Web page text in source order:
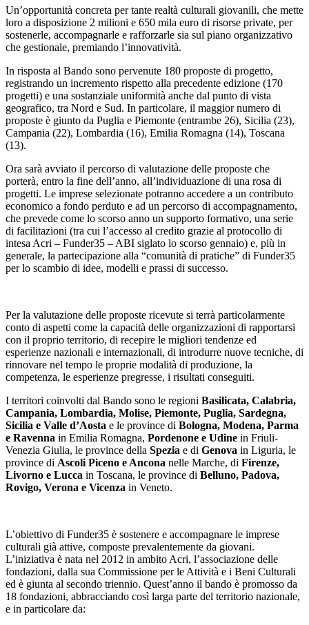
Un’opportunità concreta per tante realtà culturali giovanili, che mette
loro a disposizione 2 milioni e 650 mila euro di risorse private, per
sostenerle, accompagnarle e rafforzarle sia sul piano organizzativo
che gestionale, premiando l’innovatività.
In risposta al Bando sono pervenute 180 proposte di progetto,
registrando un incremento rispetto alla precedente edizione (170
progetti) e una sostanziale uniformità anche dal punto di vista
geografico, tra Nord e Sud. In particolare, il maggior numero di
proposte è giunto da Puglia e Piemonte (entrambe 26), Sicilia (23),
Campania (22), Lombardia (16), Emilia Romagna (14), Toscana
(13).
Ora sarà avviato il percorso di valutazione delle proposte che
porterà, entro la fine dell’anno, all’individuazione di una rosa di
progetti. Le imprese selezionate potranno accedere a un contributo
economico a fondo perduto e ad un percorso di accompagnamento,
che prevede come lo scorso anno un supporto formativo, una serie
di facilitazioni (tra cui l’accesso al credito grazie al protocollo di
intesa Acri – Funder35 – ABI siglato lo scorso gennaio) e, più in
generale, la partecipazione alla “comunità di pratiche” di Funder35
per lo scambio di idee, modelli e prassi di successo.
Per la valutazione delle proposte ricevute si terrà particolarmente
conto di aspetti come la capacità delle organizzazioni di rapportarsi
con il proprio territorio, di recepire le migliori tendenze ed
esperienze nazionali e internazionali, di introdurre nuove tecniche, di
rinnovare nel tempo le proprie modalità di produzione, la
competenza, le esperienze pregresse, i risultati conseguiti.
I territori coinvolti dal Bando sono le regioni Basilicata, Calabria,
Campania, Lombardia, Molise, Piemonte, Puglia, Sardegna,
Sicilia e Valle d’Aosta e le province di Bologna, Modena, Parma
e Ravenna in Emilia Romagna, Pordenone e Udine in Friuli-
Venezia Giulia, le province della Spezia e di Genova in Liguria, le
province di Ascoli Piceno e Ancona nelle Marche, di Firenze,
Livorno e Lucca in Toscana, le province di Belluno, Padova,
Rovigo, Verona e Vicenza in Veneto.
L’obiettivo di Funder35 è sostenere e accompagnare le imprese
culturali già attive, composte prevalentemente da giovani.
L’iniziativa è nata nel 2012 in ambito Acri, l’associazione delle
fondazioni, dalla sua Commissione per le Attività e i Beni Culturali
ed è giunta al secondo triennio. Quest’anno il bando è promosso da
18 fondazioni, abbracciando così larga parte del territorio nazionale,
e in particolare da: